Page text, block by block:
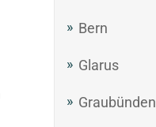
Bern
Glarus
Graubünden